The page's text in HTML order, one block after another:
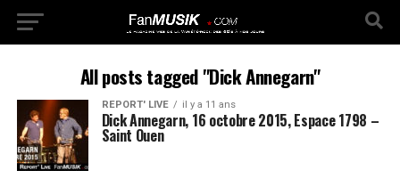
All posts tagged "Dick Annegarn"
REPORT' LIVE il y a 11 ans
Dick Annegarn, 16 octobre 2015, Espace 1798 –
Saint Ouen